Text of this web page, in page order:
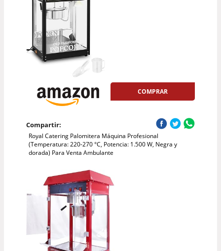
COMPRAR
Compartir:
Royal Catering Palomitera Máquina Profesional
(Temperatura: 220-270 °C, Potencia: 1.500 W, Negra y
dorada) Para Venta Ambulante